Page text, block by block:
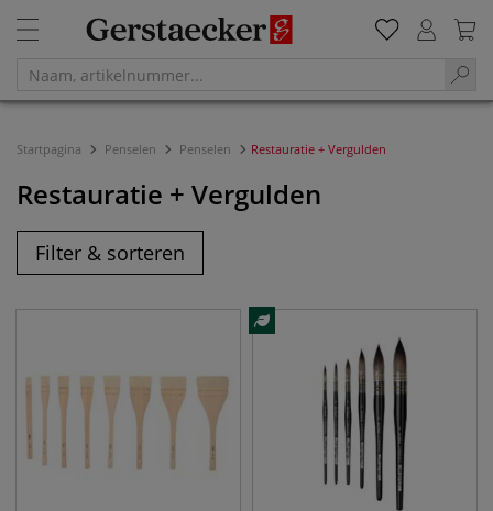
Startpagina Penselen Penselen Restauratie + Vergulden
Restauratie + Vergulden
Filter & sorteren